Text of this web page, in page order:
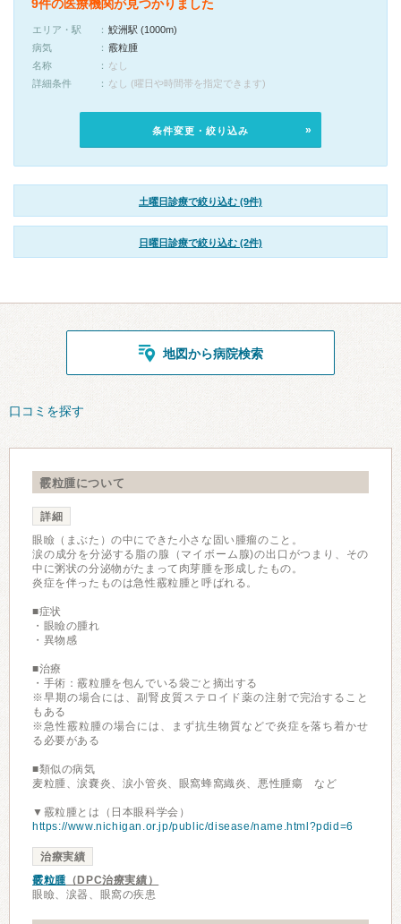
9件の医療機関が見つかりました
エリア・駅
鮫洲駅 (1000m)
病気
霰粒腫
名称
なし
詳細条件
なし (曜日や時間帯を指定できます)
条件変更・絞り込み
土曜日診療で絞り込む (9件)
日曜日診療で絞り込む (2件)
地図から病院検索
口コミを探す
霰粒腫について
詳細
眼瞼（まぶた）の中にできた小さな固い腫瘤のこと。
涙の成分を分泌する脂の腺（マイボーム腺)の出口がつまり、その
中に粥状の分泌物がたまって肉芽腫を形成したもの。
炎症を伴ったものは急性霰粒腫と呼ばれる。
■症状
・眼瞼の腫れ
・異物感
■治療
・手術：霰粒腫を包んでいる袋ごと摘出する
※早期の場合には、副腎皮質ステロイド薬の注射で完治すること
もある
※急性霰粒腫の場合には、まず抗生物質などで炎症を落ち着かせ
る必要がある
■類似の病気
麦粒腫、涙嚢炎、涙小管炎、眼窩蜂窩織炎、悪性腫瘍 など
▼霰粒腫とは（日本眼科学会）
https://www.nichigan.or.jp/public/disease/name.html?pdid=6
治療実績
霰粒腫（DPC治療実績）
眼瞼、涙器、眼窩の疾患